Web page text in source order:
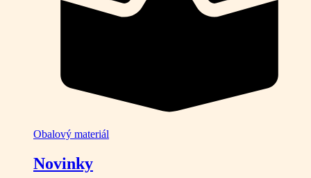
Obalový materiál
Novinky